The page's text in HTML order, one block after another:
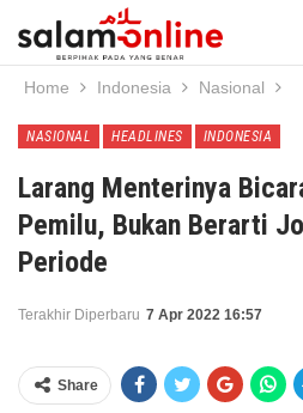
Home Indonesia Nasional
NASIONAL HEADLINES INDONESIA
Larang Menterinya
Pemilu, Bukan Berarti
Periode
Terakhir Diperbaru 7 Apr 2022 16:57
Share